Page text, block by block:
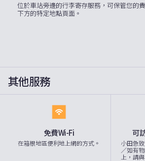
位於車站旁邊的行李寄存服務，可保管您的
下方的特定地點頁面。
其他服務
免費Wi-Fi
在箱根地區便利地上網的方式。
可
小田急
／如有
上，請